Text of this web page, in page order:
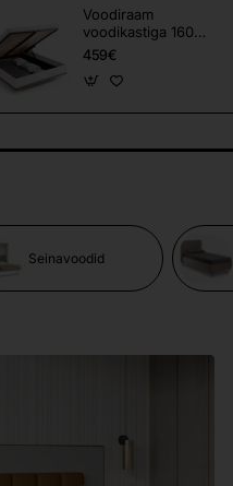
Voodiraam
voodikastiga 160
COMO
459€
Seinavoodid